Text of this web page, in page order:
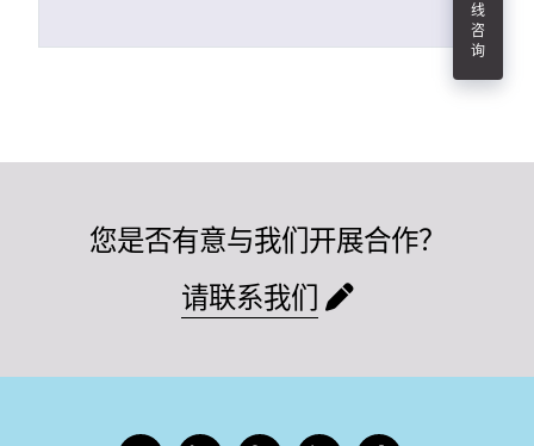
您是否有意与我们开展合作？
请联系我们
线
咨
询